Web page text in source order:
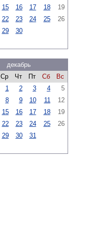
15 16 17 18
19
22 23 24 25
26
29 30
декабрь
Ср Чт Пт Сб
Вс
1
2 3 4
5
8 9 10 11
12
15 16 17 18
19
22 23 24 25
26
29 30 31